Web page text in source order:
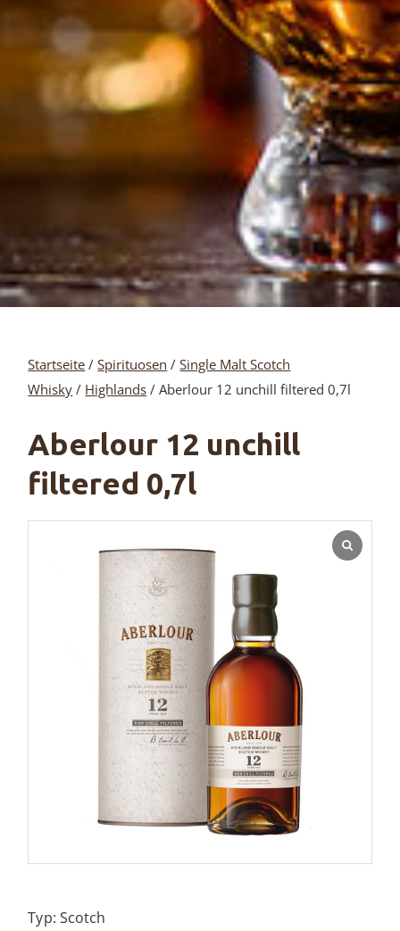
Startseite /Spirituosen /Single Malt Scotch
Whisky / Highlands / Aberlour 12 unchill filtered 0,7l
Aberlour 12 unchill
filtered 0,7l
Typ: Scotch